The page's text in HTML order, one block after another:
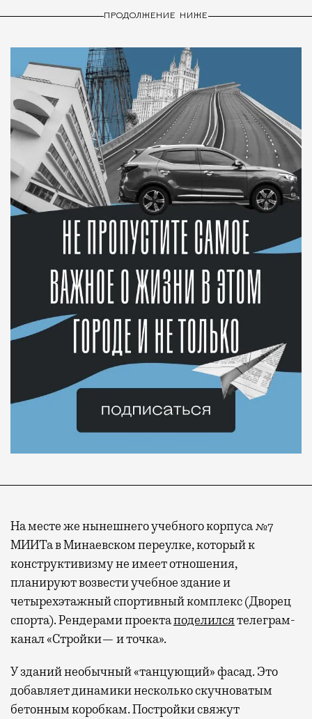
ПРОДОЛЖЕНИЕ НИЖЕ
На месте же нынешнего учебного корпуса №7
МИИТа в Минаевском переулке, который к
конструктивизму не имеет отношения,
планируют возвести учебное здание и
четырехэтажный спортивный комплекс (Дворец
спорта). Рендерами проектаподелилсятелеграм-
канал «Стройки— и точка».
У зданий необычный «танцующий» фасад. Это
добавляет динамики несколько скучноватым
бетонным коробкам. Постройки свяжут